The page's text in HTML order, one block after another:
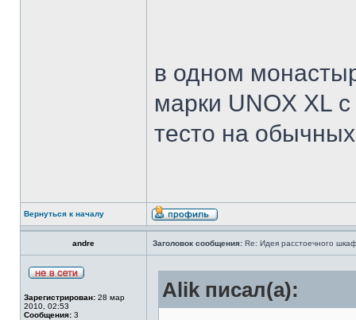
в одном
марки UNOX XL
тесто на
Вернуться к началу
andre Заголовок сообщения: Re: Идея расстоечного
Зарегистрирован: 28 мар
2010, 02:53
Сообщения: 3
Alik писал(а):